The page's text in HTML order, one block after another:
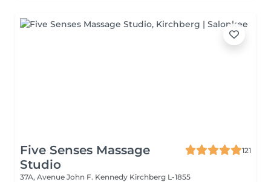
Five Senses Massage
Studio
121
37A, Avenue John F. Kennedy Kirchberg L-1855